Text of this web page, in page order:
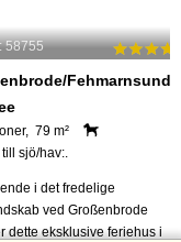
58755
Fehmarnsund,
79 m²
sjö/hav:.
i det fredelige
ved Großenbrode
dette eksklusive feriehus i